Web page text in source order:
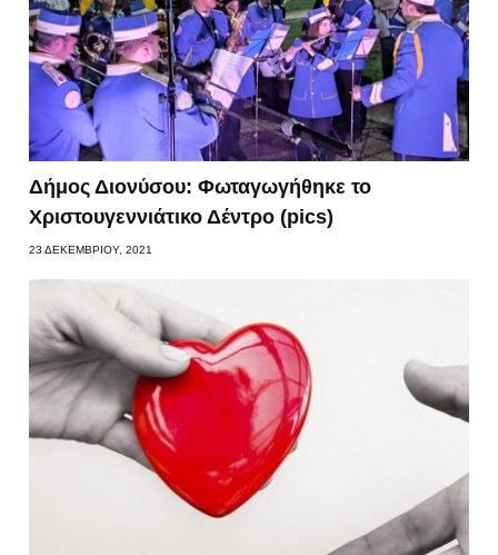
Δήμος Διονύσου: Φωταγωγήθηκε το
Χριστουγεννιάτικο Δέντρο (pics)
23 ΔΕΚΕΜΒΡΊΟΥ, 2021